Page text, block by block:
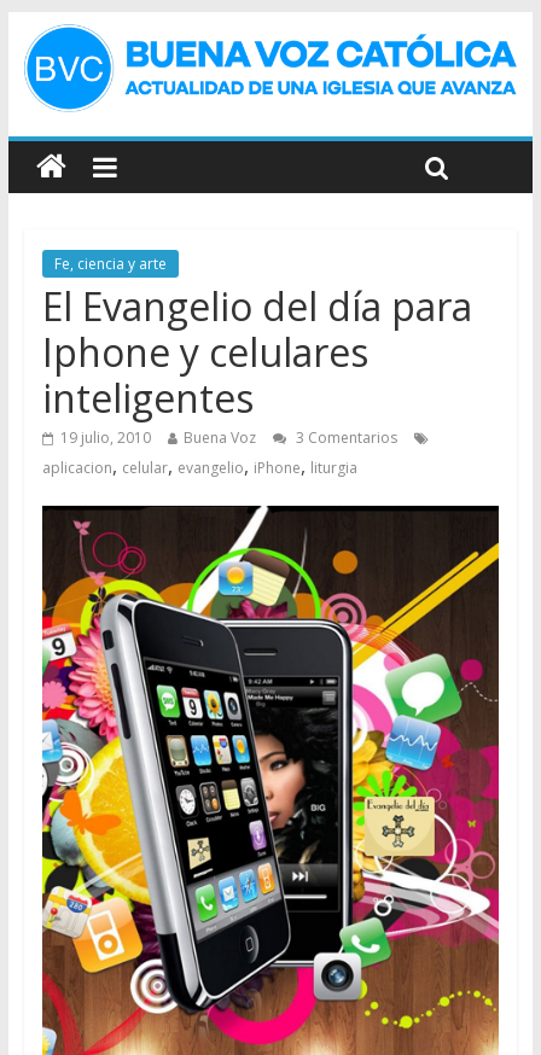
Fe, ciencia y arte
El Evangelio del día para
Iphone y celulares
inteligentes
19 julio, 2010 Buena Voz
3 Comentarios
aplicacion, celular, evangelio, iPhone, liturgia